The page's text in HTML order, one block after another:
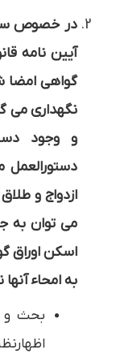
آیین نامه
گواهی امضا
نگهداری می
و وجود
دستورالعمل
ازدواج و
می توان به
اسکن اوراق
به امحاء آنها
بحث و